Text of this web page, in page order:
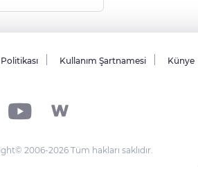
Kullanım Şartnamesi Künye
2006-2026 Tüm hakları saklıdır.